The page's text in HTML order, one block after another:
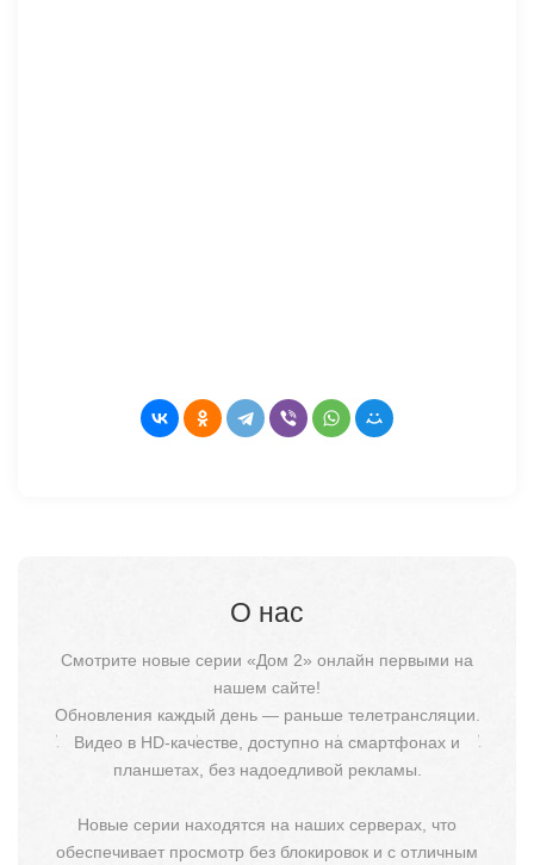
О нас
Смотрите новые серии «Дом 2» онлайн первыми на
нашем сайте!
Обновления каждый день — раньше телетрансляции.
Видео в HD-качестве, доступно на смартфонах и
планшетах, без надоедливой рекламы.
Новые серии находятся на наших серверах, что
обеспечивает просмотр без блокировок и с отличным